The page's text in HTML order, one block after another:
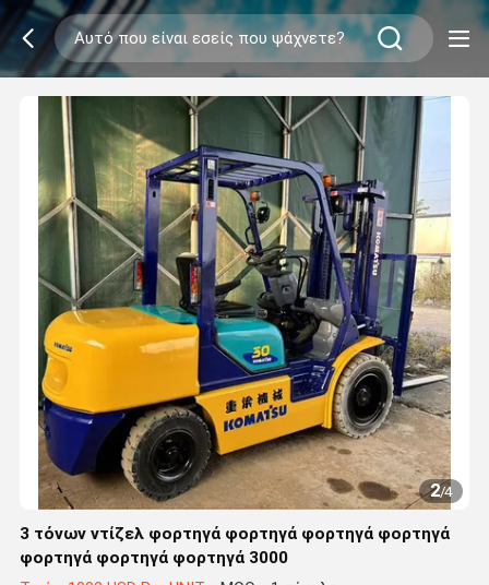
2/4
3 τόνων ντίζελ φορτηγά φορτηγά φορτηγά φορτηγά
φορτηγά φορτηγά φορτηγά 3000